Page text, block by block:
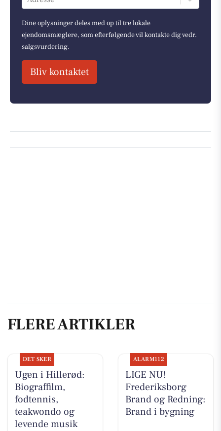
Dine oplysninger deles med op til tre lokale
ejendomsmæglere, som efterfølgende vil kontakte dig vedr.
salgsvurdering.
Bliv kontaktet
FLERE ARTIKLER
DET SKER
Ugen i Hillerød:
Biograffilm,
fodtennis,
teakwondo og
levende musik
ALARM112
LIGE NU!
Frederiksborg
Brand og Redning:
Brand i bygning